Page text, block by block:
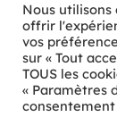
ℹ️ INFOS
✉️Contact
Nous utilisons
offrir
vos
sur « Tout
TOUS les
« Paramètres